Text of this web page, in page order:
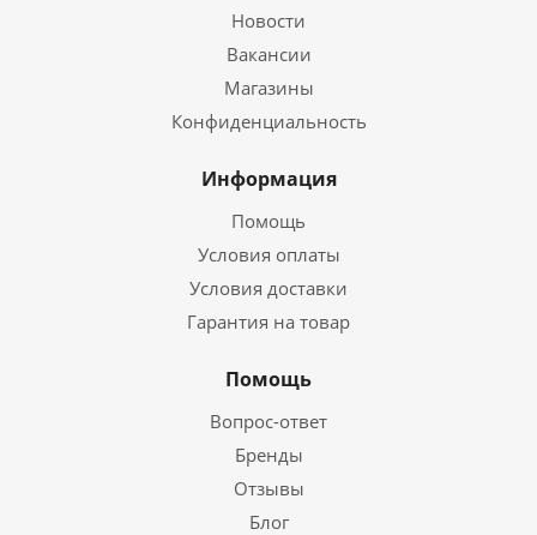
Новости
Вакансии
Магазины
Конфиденциальность
Информация
Помощь
Условия оплаты
Условия доставки
Гарантия на товар
Помощь
Вопрос-ответ
Бренды
Отзывы
Блог